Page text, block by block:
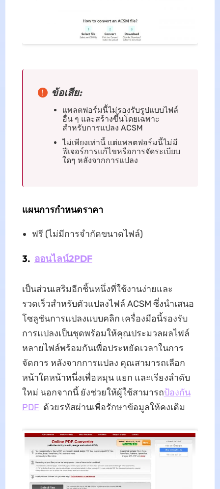
ข้อเสีย:
แพลตฟอร์มนี้ไม่รองรับรูปแบบไฟล์
อื่น ๆ และสร้างขึ้นโดยเฉพาะ
สำหรับการแปลง ACSM
ไม่เพียงเท่านี้ แต่แพลตฟอร์มนี้ไม่มี
ฟีเจอร์การแก้ไขหรือการจัดระเบียบ
ใดๆ หลังจากการแปลง
แผนการกำหนดราคา
ฟรี (ไม่มีการจำกัดขนาดไฟล์)
3. ออนไลน์2PDF
เป็นส่วนเสริมอีกชิ้นหนึ่งที่ใช้งานง่ายและ
รวดเร็วสำหรับตัวแปลงไฟล์ ACSM ซึ่งนำเสนอ
โซลูชันการแปลงแบบคลิก เครื่องมือนี้รองรับ
การแปลงเป็นชุดพร้อมให้คุณประมวลผลไฟล์
หลายไฟล์พร้อมกันเพื่อประหยัดเวลาในการ
จัดการ หลังจากการแปลง คุณสามารถเลือก
หน้าใดหน้าหนึ่งเพื่อหมุน แยก และเรียงลำดับ
ใหม่ นอกจากนี้ ยังช่วยให้ผู้ใช้สามารถป้องกัน
PDF ด้วยรหัสผ่านเพื่อรักษาข้อมูลให้คงเดิม